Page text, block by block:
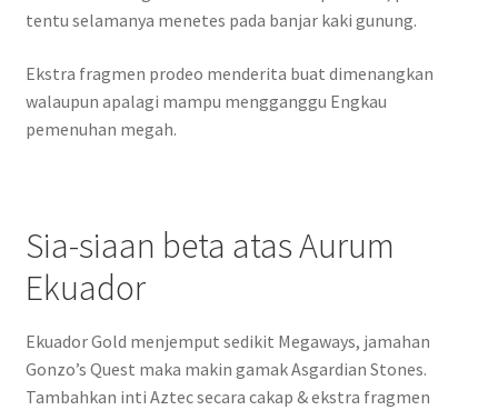
tentu selamanya menetes pada banjar kaki gunung.
Ekstra fragmen prodeo menderita buat dimenangkan
walaupun apalagi mampu mengganggu Engkau
pemenuhan megah.
Sia-siaan beta atas Aurum
Ekuador
Ekuador Gold menjemput sedikit Megaways, jamahan
Gonzo’s Quest maka makin gamak Asgardian Stones.
Tambahkan inti Aztec secara cakap & ekstra fragmen